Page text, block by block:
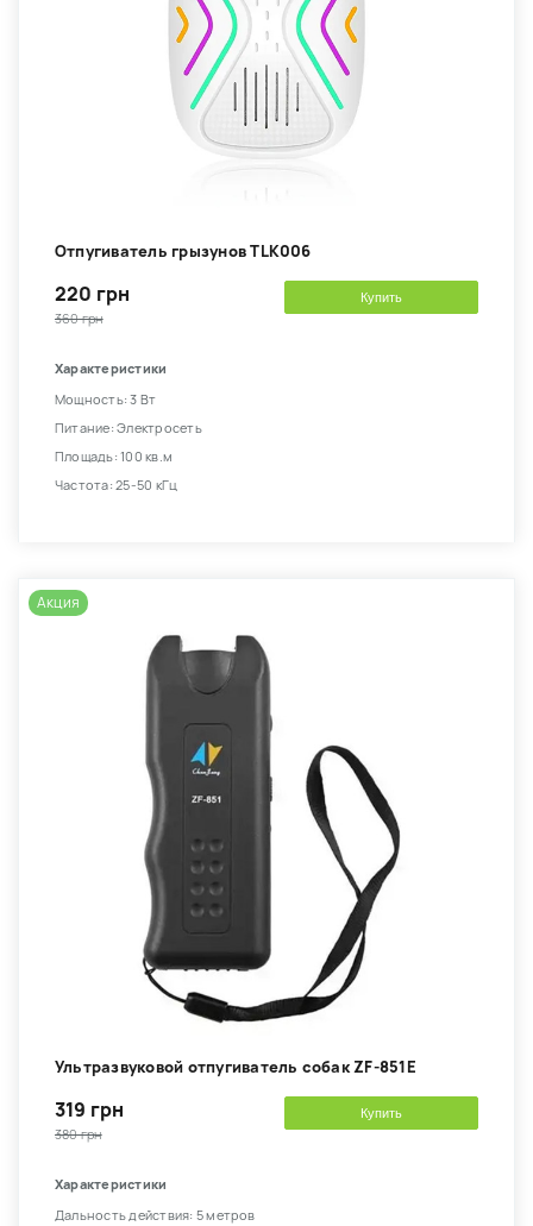
Отпугиватель грызунов TLK006
220 грн
360 грн
Купить
Характеристики
Мощность: 3 Вт
Питание: Электросеть
Площадь: 100 кв.м
Частота: 25-50 кГц
Акция
Ультразвуковой отпугиватель собак ZF-851E
319 грн
380 грн
Купить
Характеристики
Дальность действия: 5 метров